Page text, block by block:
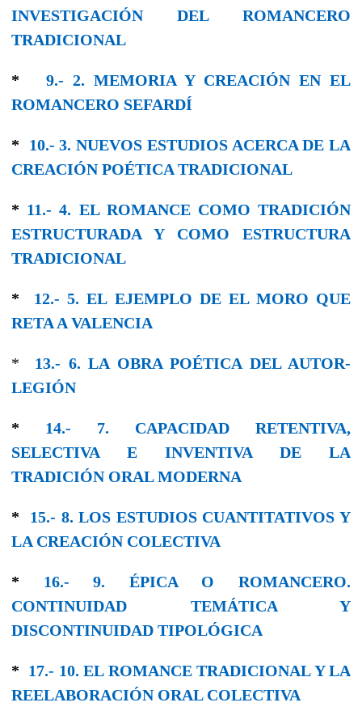
INVESTIGACIÓN DEL ROMANCERO
TRADICIONAL
* 9.- 2. MEMORIA Y CREACIÓN EN EL
ROMANCERO SEFARDÍ
* 10.- 3. NUEVOS ESTUDIOS ACERCA DE LA
CREACIÓN POÉTICA TRADICIONAL
* 11.- 4. EL ROMANCE COMO TRADICIÓN
ESTRUCTURADA Y CΟΜO ESTRUCTURA
TRADICIONAL
* 12.- 5. EL EJEMPLO DE EL MORO QUE
RETA A VALENCIA
* 13.- 6. LA OBRA POÉTICA DEL AUTOR-
LEGΙÓΝ
* 14.- 7. CAPACIDAD RETENTIVA,
SELECTIVA E INVENTIVA DE LA
TRADICIÓN ORAL MODERNA
* 15.- 8. LOS ESTUDIOS CUANTITATIVOS Y
LA CREACIÓN COLECTIVA
* 16.- 9. ÉPICA O ROMANCERO.
CONTINUIDAD TEMÁTICA Y
DISCONTINUIDAD TIPOLÓGICA
* 17.- 10. EL ROMANCE TRADICIONAL Y LA
REELABORACIÓN ORAL COLECTIVA